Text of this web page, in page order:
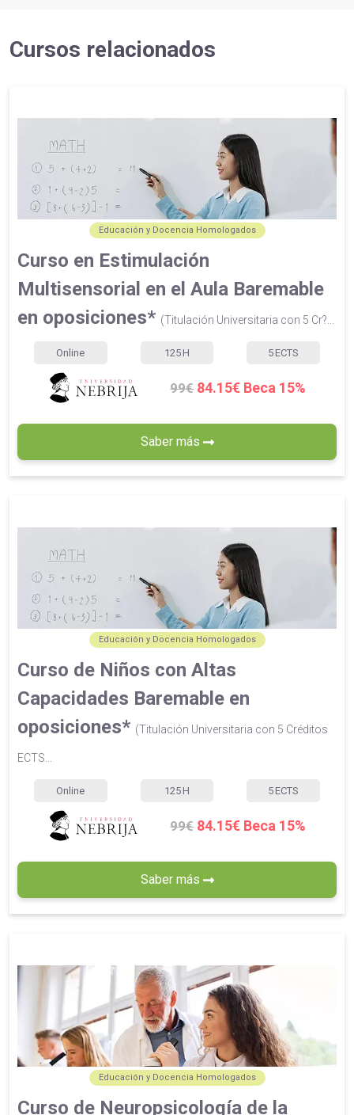
Cursos relacionados
Educación y Docencia Homologados
Curso en Estimulación
Multisensorial en el Aula Baremable
en oposiciones* (Titulación Universitaria con 5 Cr?...
Online 125 H 5 ECTS
99€ 84.15€ Beca 15%
Saber más
Educación y Docencia Homologados
Curso de Niños con Altas
Capacidades Baremable en
oposiciones* (Titulación Universitaria con 5 Créditos
ECTS...
Online 125 H 5 ECTS
99€ 84.15€ Beca 15%
Saber más
Educación y Docencia Homologados
Curso de Neuropsicología de la